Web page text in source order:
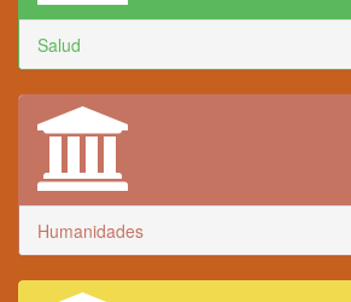
Salud
Humanidades